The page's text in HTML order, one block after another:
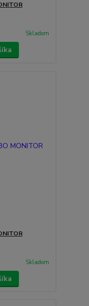
Skladom
Skladom